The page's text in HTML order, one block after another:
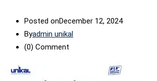
Posted onDecember 12, 2024
Byadmin unikal
(0) Comment